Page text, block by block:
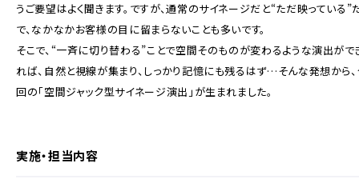
うご要望はよく聞きます。 ですが、通常のサイネージだと“ただ映っている”
で、なかなかお客様の目に留まらないことも多いです。
そこで、“一斉に切り替わる”ことで空間そのものが変わるような演出がで
れば、 自然と視線が集まり、しっかり記憶にも残るはず…そんな発想から
回の「空間ジャック型サイネージ演出」が生まれました。
実施・担当内容